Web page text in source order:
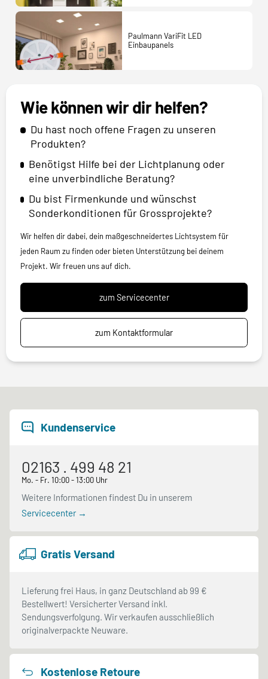
Paulmann VariFit LED
Einbaupanels
Wie können wir dir helfen?
Du hast noch offene Fragen zu unseren
Produkten?
Benötigst Hilfe bei der Lichtplanung oder
eine unverbindliche Beratung?
Du bist Firmenkunde und wünschst
Sonderkonditionen für Grossprojekte?
Wir helfen dir dabei, dein maßgeschneidertes Lichtsystem für
jeden Raum zu finden oder bieten Unterstützung bei deinem
Projekt. Wir freuen uns auf dich.
zum Servicecenter
zum Kontaktformular
Kundenservice
02163 . 499 48 21
Mo. - Fr. 10:00 - 13:00 Uhr
Weitere Informationen findest Du in unserem
Servicecenter →
Gratis Versand
Lieferung frei Haus, in ganz Deutschland ab 99 €
Bestellwert! Versicherter Versand inkl.
Sendungsverfolgung. Wir verkaufen ausschließlich
originalverpackte Neuware.
Kostenlose Retoure